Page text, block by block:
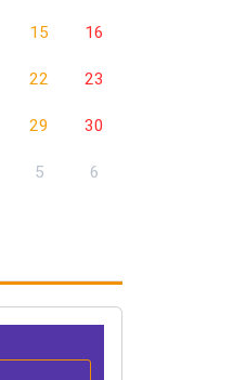
15 16
22 23
29 30
5 6